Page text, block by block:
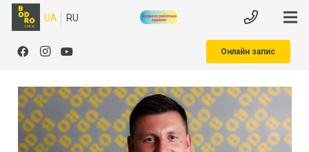
UA RU
Онлайн запис